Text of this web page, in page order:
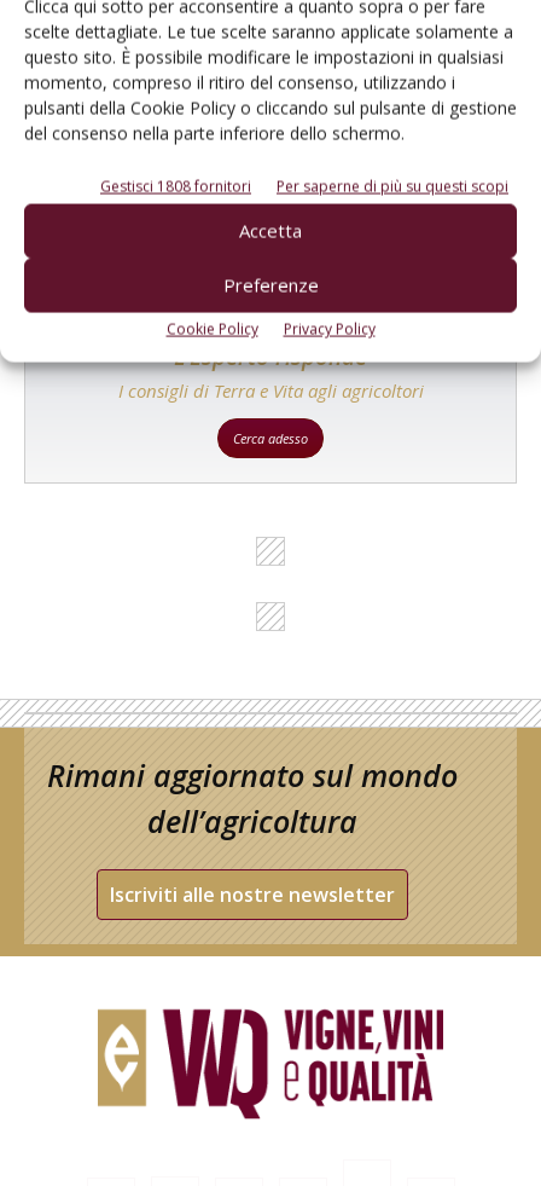
Clicca qui sotto per acconsentire a quanto sopra o per fare
scelte dettagliate. Le tue scelte saranno applicate solamente a
questo sito. È possibile modificare le impostazioni in qualsiasi
momento, compreso il ritiro del consenso, utilizzando i
pulsanti della Cookie Policy o cliccando sul pulsante di gestione
del consenso nella parte inferiore dello schermo.
Gestisci 1808 fornitori Per saperne di più su questi scopi
Accetta
Preferenze
Cookie Policy Privacy Policy
Catalogo Aziende e Prodotti
Un modo semplice per cercare un'azienda o un
L'Esperto risponde
I consigli di Terra e Vita agli agricoltori
Cerca adesso
Rimani aggiornato sul mondo
dell’agricoltura
Iscriviti alle nostre newsletter